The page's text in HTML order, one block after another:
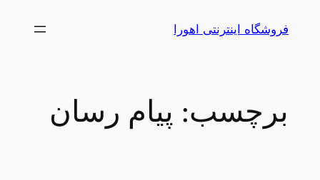
فروشگاه اینترنتی اهورا
برچسب: پیام رسان